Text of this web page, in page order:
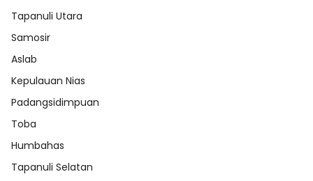
Tapanuli Utara
Samosir
Aslab
Kepulauan Nias
Padangsidimpuan
Toba
Humbahas
Tapanuli Selatan